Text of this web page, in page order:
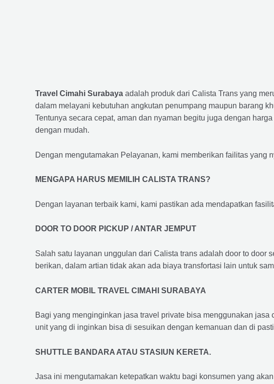
Travel Cimahi Surabaya adalah produk dari Calista Trans yang
dalam melayani kebutuhan angkutan penumpang maupun barang
Tentunya secara cepat, aman dan nyaman begitu juga dengan
dengan mudah.
Dengan mengutamakan Pelayanan, kami memberikan failitas yang
MENGAPA HARUS MEMILIH CALISTA TRANS?
Dengan layanan terbaik kami, kami pastikan ada mendapatkan
DOOR TO DOOR PICKUP / ANTAR JEMPUT
Salah satu layanan unggulan dari Calista trans adalah door to door
berikan, dalam artian tidak akan ada biaya transfortasi lain untuk
CARTER MOBIL TRAVEL CIMAHI SURABAYA
Bagi yang menginginkan jasa travel private bisa menggunakan
unit yang di inginkan bisa di sesuikan dengan kemanuan dan di
SHUTTLE BANDARA ATAU STASIUN KERETA.
Jasa ini mengutamakan ketepatkan waktu bagi konsumen yang